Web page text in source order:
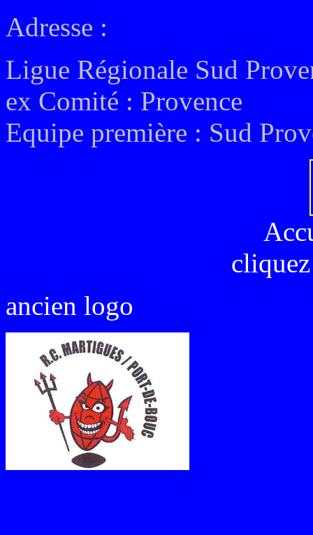
Adresse :
Ligue Régionale Sud
ex Comité : Provence
Equipe première : Sud
ancien logo